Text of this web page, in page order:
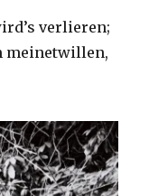
verlieren;
meinetwillen,